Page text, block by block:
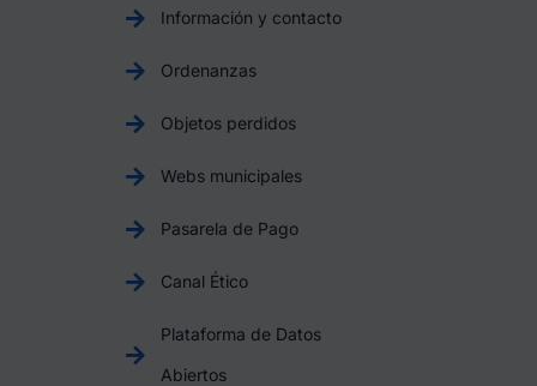
Información y contacto
Ordenanzas
Objetos perdidos
Webs municipales
Pasarela de Pago
Canal Ético
Plataforma de Datos
Abiertos